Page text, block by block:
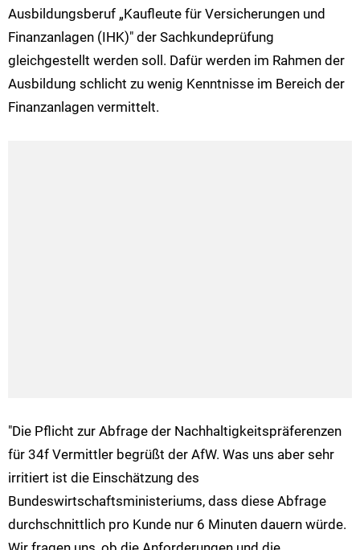
Ausbildungsberuf „Kaufleute für Versicherungen und
Finanzanlagen (IHK)" der Sachkundeprüfung
gleichgestellt werden soll. Dafür werden im Rahmen der
Ausbildung schlicht zu wenig Kenntnisse im Bereich der
Finanzanlagen vermittelt.
"Die Pflicht zur Abfrage der Nachhaltigkeitspräferenzen
für 34f Vermittler begrüßt der AfW. Was uns aber sehr
irritiert ist die Einschätzung des
Bundeswirtschaftsministeriums, dass diese Abfrage
durchschnittlich pro Kunde nur 6 Minuten dauern würde.